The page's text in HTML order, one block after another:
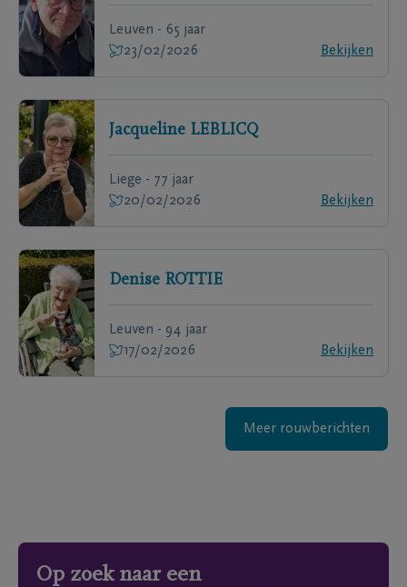
Leuven - 65 jaar
23/02/2026
Bekijken
Jacqueline LEBLICQ
Liege - 77 jaar
20/02/2026
Bekijken
Denise ROTTIE
Leuven - 94 jaar
17/02/2026
Bekijken
Meer rouwberichten
Op zoek naar een